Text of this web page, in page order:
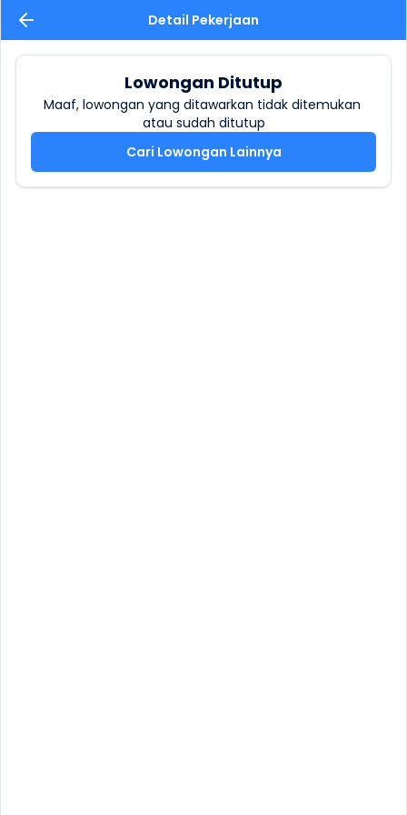
Detail Pekerjaan
Lowongan Ditutup
Maaf, lowongan yang ditawarkan tidak ditemukan
atau sudah ditutup
Cari Lowongan Lainnya